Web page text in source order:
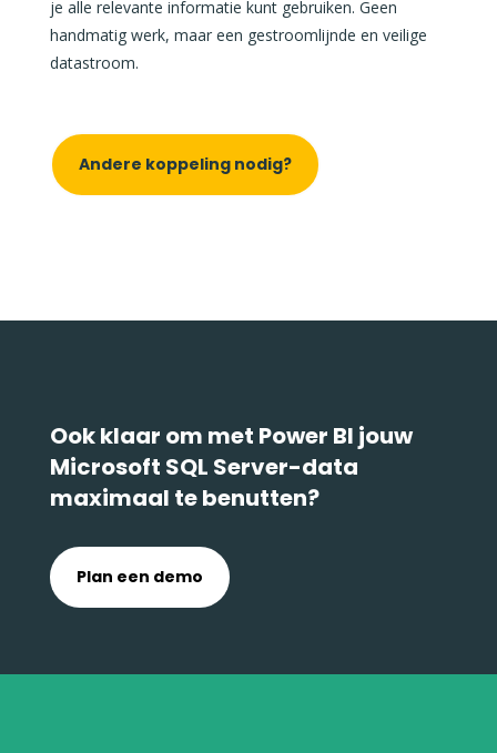
je alle relevante informatie kunt gebruiken. Geen
handmatig werk, maar een gestroomlijnde en veilige
datastroom.
Andere koppeling nodig?
Ook klaar om met Power BI jouw
Microsoft SQL Server-data
maximaal te benutten?
Plan een demo